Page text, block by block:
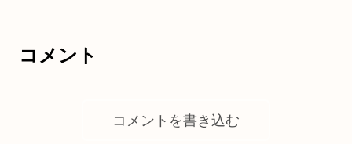
コメント
コメントを書き込む